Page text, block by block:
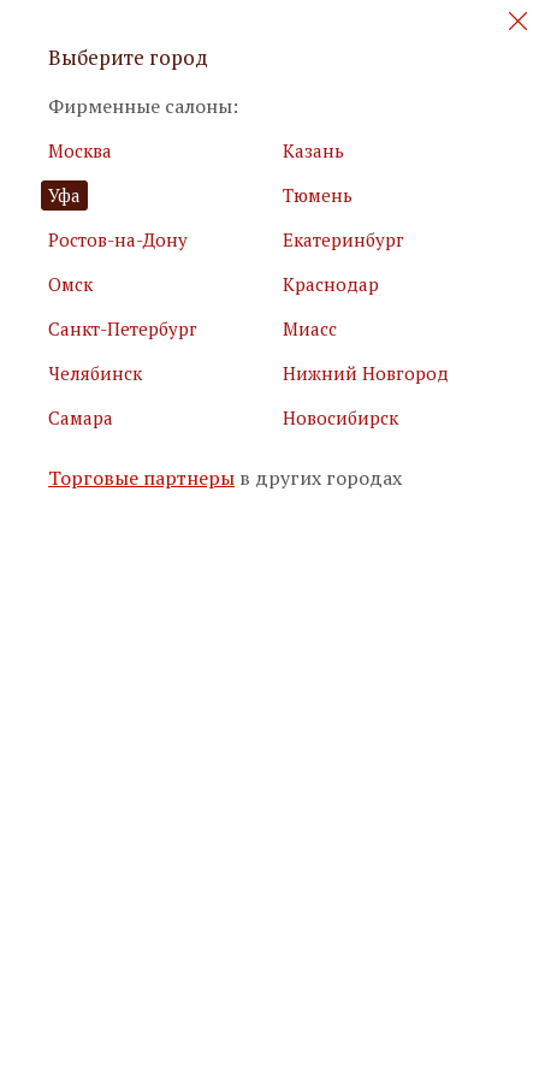
Персональные акции и новинки
Я принимаю
условия использования сайта
Я соглашаюсь сполитикой обработки персональных
Подписаться
Выберите город
Фирменные салоны:
Москва
Казань
Уфа
Тюмень
Ростов-на-Дону
Екатеринбург
Омск
Краснодар
Санкт-Петербург
Миасс
Челябинск
Нижний Новгород
Самара
Новосибирск
Торговые партнеры в других городах